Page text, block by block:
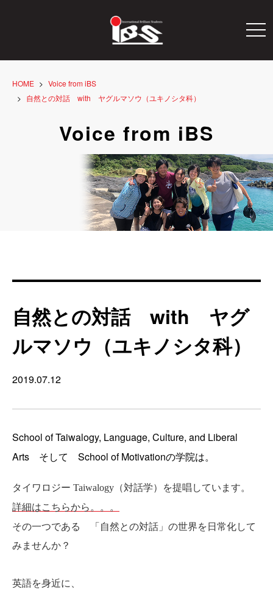
HOME
Voice from iBS
自然との対話 with ヤグルマソウ（ユキノシタ科）
Voice from iBS
自然との対話 with ヤグ
ルマソウ（ユキノシタ科）
2019.07.12
School of Taiwalogy, Language, Culture, and Liberal
Arts そして School of Motivationの学院は。
タイワロジー Taiwalogy（対話学）を提唱しています。
詳細はこちらから。。。
その一つである 「自然との対話」の世界を日常化して
みませんか？
英語を身近に、